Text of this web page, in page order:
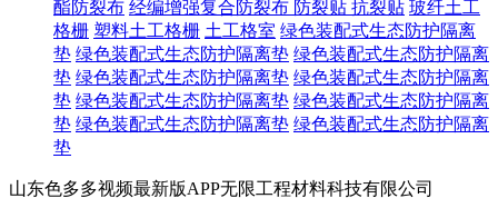
酯防裂布 经编增强复合防裂布 防裂贴 抗裂贴 玻纤土工
格栅 塑料土工格栅 土工格室 绿色装配式生态防护隔离
垫 绿色装配式生态防护隔离垫 绿色装配式生态防护隔离
垫 绿色装配式生态防护隔离垫 绿色装配式生态防护隔离
垫 绿色装配式生态防护隔离垫 绿色装配式生态防护隔离
垫 绿色装配式生态防护隔离垫 绿色装配式生态防护隔离
垫
山东色多多视频最新版APP无限工程材料科技有限公司